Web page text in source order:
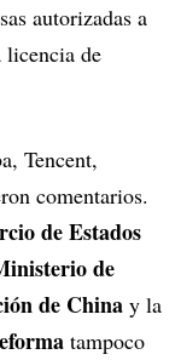
autorizadas a
licencia de
Tencent,
comentarios.
de Estados
de
de China y la
tampoco